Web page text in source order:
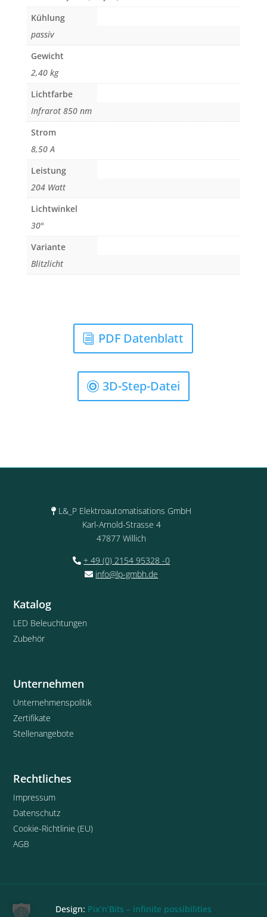
Kühlung
passiv
Gewicht
2,40 kg
Lichtfarbe
Infrarot 850 nm
Strom
8,50 A
Leistung
204 Watt
Lichtwinkel
30°
Variante
Blitzlicht
PDF Datenblatt
3D-Step-Datei
L&_P Elektroautomatisations GmbH
Karl-Arnold-Strasse 4
47877 Willich
+ 49 (0) 2154 95328 -0
info@lp-gmbh.de
Katalog
LED Beleuchtungen
Zubehör
Unternehmen
Unternehmenspolitik
Zertifikate
Stellenangebote
Rechtliches
Impressum
Datenschutz
Cookie-Richtlinie (EU)
AGB
Design: Pix’n’Bits – infinite possibilities